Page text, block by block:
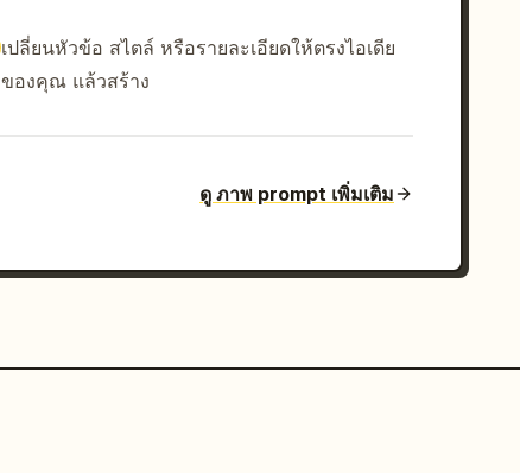
เปลี่ยนหัวข้อ สไตล์ หรือรายละเอียดให้ตรงไอเดีย
ของคุณ แล้วสร้าง
ดู ภาพ prompt เพิ่มเติม